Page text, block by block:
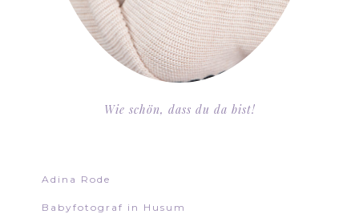
Wie schön, dass du da bist!
Adina Rode
Babyfotograf in Husum